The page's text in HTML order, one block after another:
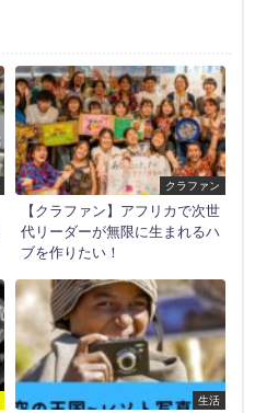
クラファン
【クラファン】アフリカで次世
代リーダーが無限に生まれるハ
ブを作りたい！
生活